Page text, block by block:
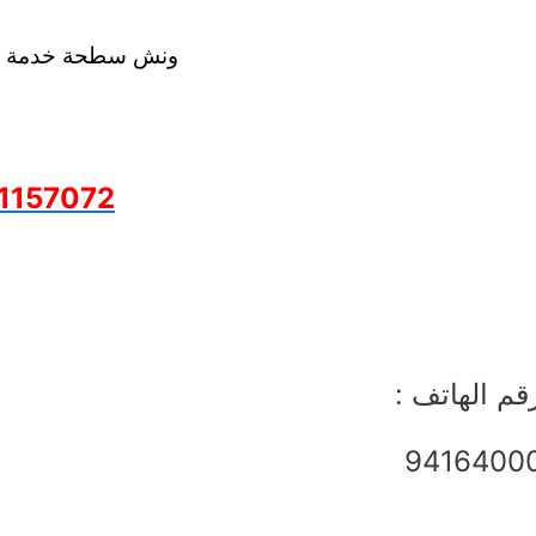
ونش سطحة خدمة 24 ساعة
الهاتف :